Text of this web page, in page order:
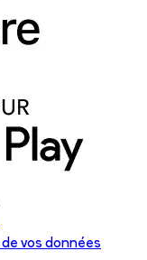
vos données